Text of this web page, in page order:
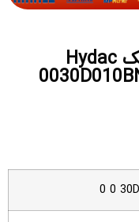
نام محصول : فیلتر هیدرولیک Hydac
0 0